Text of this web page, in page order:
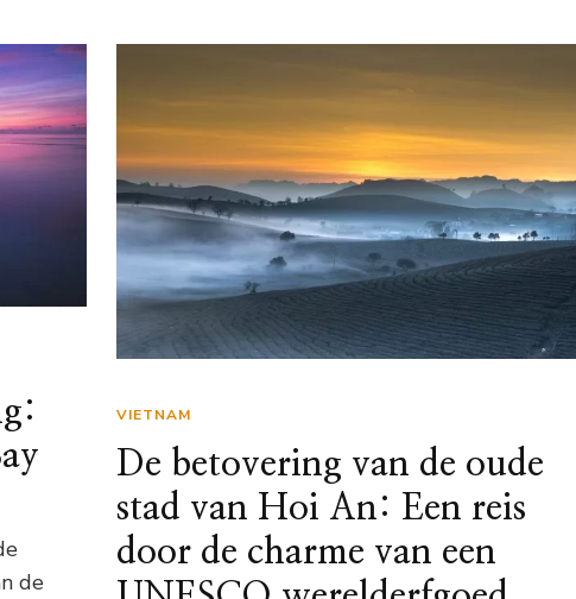
de
VIETNAM
De betovering van de oude
stad van Hoi An: Een reis
door de charme van een